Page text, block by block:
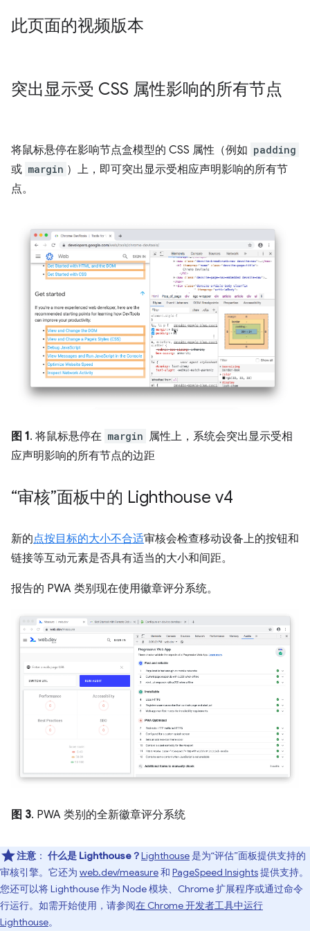
此页面的视频版本
突出显示受 CSS 属性影响的所有节点
将鼠标悬停在影响节点盒模型的 CSS 属性（例如 padding
或 margin ）上，即可突出显示受相应声明影响的所有节
点。
图 1. 将鼠标悬停在 margin 属性上，系统会突出显示受相
应声明影响的所有节点的边距
“审核”面板中的 Lighthouse v4
新的点按目标的大小不合适审核会检查移动设备上的按钮和
链接等互动元素是否具有适当的大小和间距。
报告的 PWA 类别现在使用徽章评分系统。
图 3. PWA 类别的全新徽章评分系统
注意 ： 什么是 Lighthouse？Lighthouse是为“评估”面板提供支持的
审核引擎。它还为 web.dev/measure和 PageSpeed Insights提供支持。
您还可以将 Lighthouse 作为 Node 模块、Chrome 扩展程序或通过命令
行运行。如需开始使用，请参阅在 Chrome 开发者工具中运行
Lighthouse。